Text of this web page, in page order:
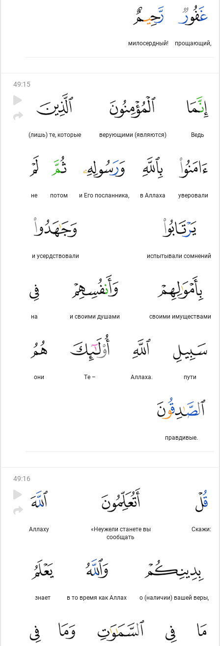
прощающий,
милосердный!
49:15
Ведь
верующими (являются)
(лишь) те, которые
уверовали
в Аллаха
и Его посланника,
потом
не
испытывали сомнений
и усердствовали
своими имуществами
и своими душами
на
пути
Аллаха.
Те –
они
правдивые.
49:16
Скажи:
«Неужели станете вы
сообщать
Аллаху
о (наличии) вашей веры,
в то время как Аллах
знает